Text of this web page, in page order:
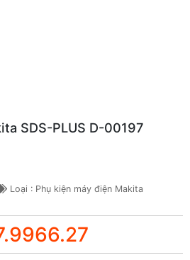
SDS-PLUS D-00197
Loại : Phụ kiện máy điện Makita